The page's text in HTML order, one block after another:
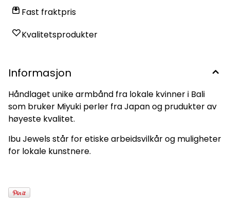
Fast fraktpris
Kvalitetsprodukter
Informasjon
Håndlaget unike armbånd fra lokale kvinner i Bali
som bruker Miyuki perler fra Japan og prudukter av
høyeste kvalitet.
Ibu Jewels står for etiske arbeidsvilkår og muligheter
for lokale kunstnere.